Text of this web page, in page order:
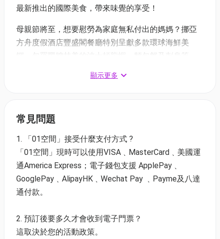
最新推出的國際美食，帶來味覺的享受！
母親節將至，想要慰勞為家庭無私付出的媽媽？挪亞
方舟度假酒店豐盛閣餐廳特別呈獻多款環球海鮮美
饌，包羅豐腴甘美的波士頓龍蝦、麵包蟹及刺身等，
致，為一眾孝順子女表達最深情的謝意！
可獲贈甜蜜潤澤的「椰汁雪耳燉桃膠」乙客。
挪亞方舟自助餐優惠 👩🏻母親節2大1小食玩套票快閃
55折
⏰優惠日期：21/4/2026 11:00 至 8/5/2026 23:59
母親節2大1小食玩套票快閃55折—臻愛頌饌母親節海
顯示更多
常見問題
1. 「01空間」接受什麼支付方式 ?
「01空間」現時可以使用VISA﹑MasterCard﹑美國運
通America Express；電子錢包支援 ApplePay﹑
GooglePay﹑AlipayHK﹑Wechat Pay ﹑Payme及八達
通付款。
2. 預訂後要多久才會收到電子門票？
這取決於您的活動政策。